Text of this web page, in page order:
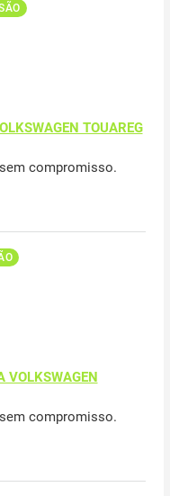
TOUAREG
compromisso.
VOLKSWAGEN
compromisso.